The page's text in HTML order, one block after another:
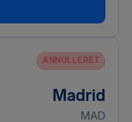
ANNULLERET
Madrid
MAD